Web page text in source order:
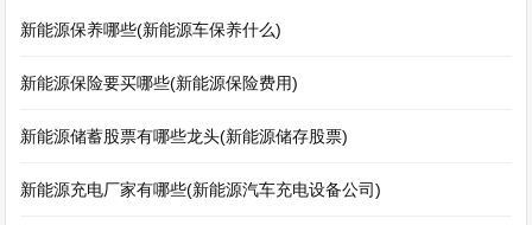
新能源保养哪些(新能源车保养什么)
新能源保险要买哪些(新能源保险费用)
新能源储蓄股票有哪些龙头(新能源储存股票)
新能源充电厂家有哪些(新能源汽车充电设备公司)